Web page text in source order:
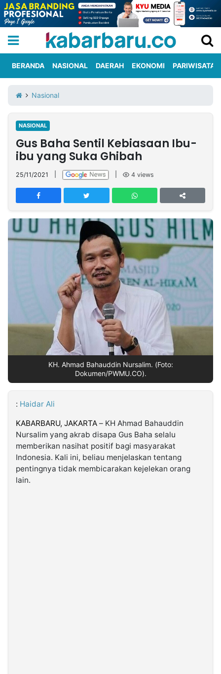
Iklan
Berita
Kami
Nasional
International
Olahraga
Entertainment
Daerah
Pariwisata
Kuliner
Kolom
Network
PT
TREETAN
MULTIMEDIA
INDONESIA
Dinamikapost.com
Follow
Kabarbaru.co
2026
BERANDA NASIONAL DAERAH EKONOMI PARIWISATA
Nasional
NASIONAL
Gus Baha Sentil Kebiasaan Ibu-
ibu yang Suka Ghibah
25/11/2021 4 views
KH. Ahmad Bahauddin Nursalim. (Foto:
Dokumen/PWMU.CO).
: Haidar Ali
KABARBARU, JAKARTA – KH Ahmad Bahauddin
Nursalim yang akrab disapa Gus Baha selalu
memberikan nasihat positif bagi masyarakat
Indonesia. Kali ini, beliau menjelaskan tentang
pentingnya tidak membicarakan kejelekan orang
lain.